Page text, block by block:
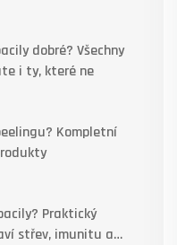
dobré? Všechny
i ty, které ne
Kompletní
Praktický
střev, imunitu a